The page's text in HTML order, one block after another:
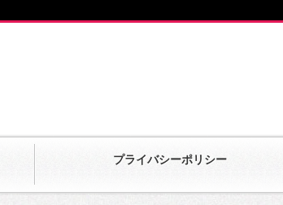
プライバシーポリシー